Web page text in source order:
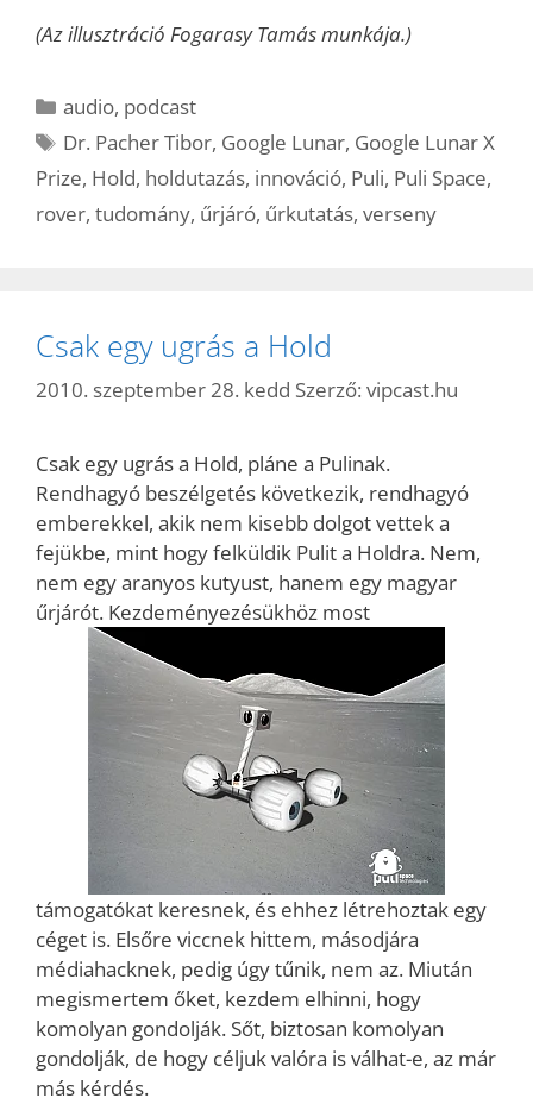
(Az illusztráció Fogarasy Tamás munkája.)
Kategória
audio, podcast
Címkék
Dr. Pacher Tibor, Google Lunar, Google Lunar X
Prize, Hold, holdutazás, innováció, Puli, Puli Space,
rover, tudomány, űrjáró, űrkutatás, verseny
Csak egy ugrás a Hold
2010. szeptember 28. kedd Szerző: vipcast.hu
Csak egy ugrás a Hold, pláne a Pulinak.
Rendhagyó beszélgetés következik, rendhagyó
emberekkel, akik nem kisebb dolgot vettek a
fejükbe, mint hogy felküldik Pulit a Holdra. Nem,
nem egy aranyos kutyust, hanem egy magyar
űrjárót. Kezdeményezésükhöz most
támogatókat keresnek, és ehhez létrehoztak egy
céget is. Elsőre viccnek hittem, másodjára
médiahacknek, pedig úgy tűnik, nem az. Miután
megismertem őket, kezdem elhinni, hogy
komolyan gondolják. Sőt, biztosan komolyan
gondolják, de hogy céljuk valóra is válhat-e, az már
más kérdés.